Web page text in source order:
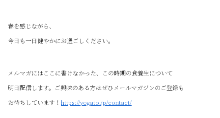
春を感じながら、
今日も一日健やかにお過ごしください。
メルマガにはここに書けなかった、この時期の食養生について
明日配信します。ご興味のある方はぜひメールマガジンのご登録も
お待ちしています！ https://yogato.jp/contact/